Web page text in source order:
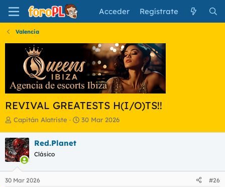
Acceder Regístrate
Valencia
REVIVAL GREATESTS H(I/O)TS!!
I
i
c
i
a
d
o
Capitán Alatriste
F
e
30 Mar 2026
Red.Planet
Clásico
30 Mar 2026 #26